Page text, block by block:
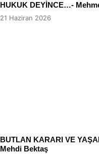
HUKUK DEYİNCE…-
21 Haziran 2026
BUTLAN KARARI VE
Mehdi Bektaş